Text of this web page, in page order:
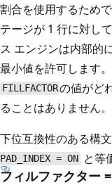
割合を使用するためで
テージが 1 行に対し
ス エンジンは内部的
最小値を許可します
FILLFACTORの値がど
ることはありません。
下位互換性のある構文
PAD_INDEX = ON と等
フィルファクター =